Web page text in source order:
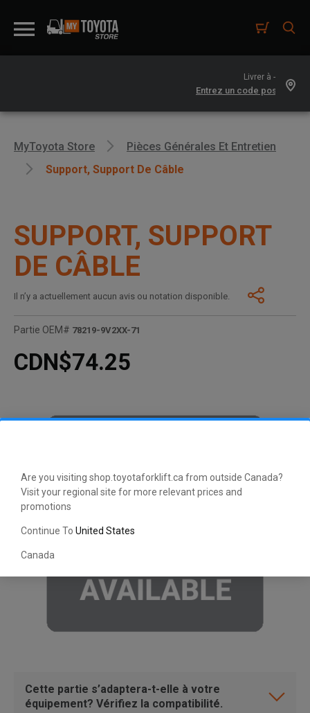
Are you visiting shop.toyotaforklift.ca from outside Canada?
Visit your regional site for more relevant prices and
promotions
Continue To United States
Canada
Livrer à -
MyToyota Store
Pièces Générales Et Entretien
Support, Support De Câble
SUPPORT, SUPPORT
DE CÂBLE
Il n’y a actuellement aucun avis ou notation disponible.
Partie OEM# 78219-9V2XX-71
CDN$74.25
Cette partie s’adaptera-t-elle à votre
équipement? Vérifiez la compatibilité.